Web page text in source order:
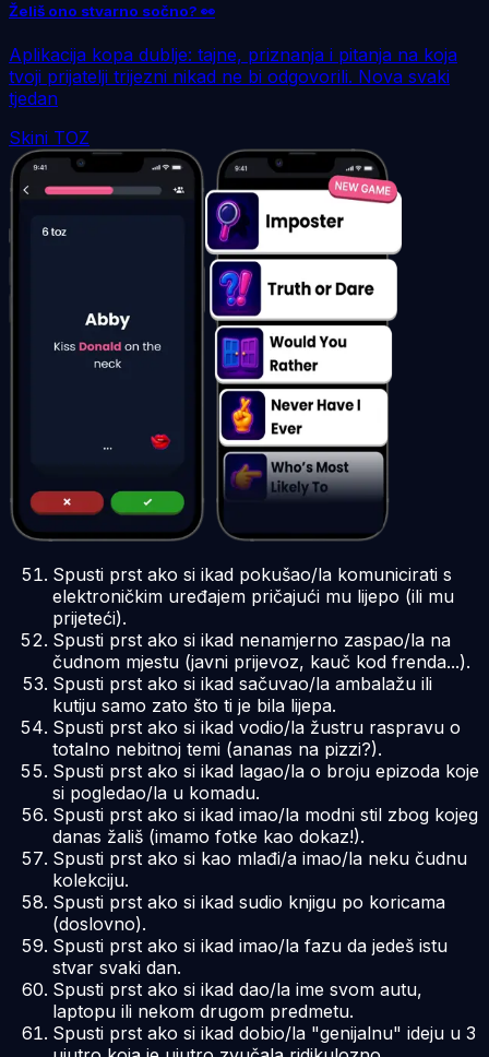
Želiš ono stvarno sočno? 👀
Aplikacija kopa dublje: tajne, priznanja i pitanja na koja
tvoji prijatelji trijezni nikad ne bi odgovorili. Nova svaki
tjedan
Skini TOZ
Spusti prst ako si ikad pokušao/la komunicirati s
elektroničkim uređajem pričajući mu lijepo (ili mu
prijeteći).
Spusti prst ako si ikad nenamjerno zaspao/la na
čudnom mjestu (javni prijevoz, kauč kod frenda...).
Spusti prst ako si ikad sačuvao/la ambalažu ili
kutiju samo zato što ti je bila lijepa.
Spusti prst ako si ikad vodio/la žustru raspravu o
totalno nebitnoj temi (ananas na pizzi?).
Spusti prst ako si ikad lagao/la o broju epizoda koje
si pogledao/la u komadu.
Spusti prst ako si ikad imao/la modni stil zbog kojeg
danas žališ (imamo fotke kao dokaz!).
Spusti prst ako si kao mlađi/a imao/la neku čudnu
kolekciju.
Spusti prst ako si ikad sudio knjigu po koricama
(doslovno).
Spusti prst ako si ikad imao/la fazu da jedeš istu
stvar svaki dan.
Spusti prst ako si ikad dao/la ime svom autu,
laptopu ili nekom drugom predmetu.
Spusti prst ako si ikad dobio/la "genijalnu" ideju u 3